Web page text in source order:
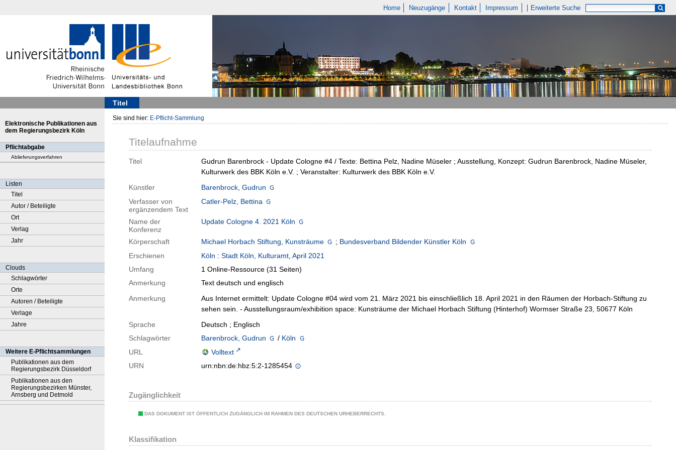
Home Neuzugänge Kontakt Impressum Erweiterte Suche
Titel
Elektronische Publikationen aus
dem Regierungsbezirk Köln
Pflichtabgabe
Ablieferungsverfahren
Listen
Titel
Autor / Beteiligte
Ort
Verlag
Jahr
Clouds
Schlagwörter
Orte
Autoren / Beteiligte
Verlage
Jahre
Weitere E-Pflichtsammlungen
Publikationen aus dem
Regierungsbezirk Düsseldorf
Publikationen aus den
Regierungsbezirken Münster,
Arnsberg und Detmold
Sie sind hier: E-Pflicht-Sammlung
Titelaufnahme
Titel
Gudrun Barenbrock - Update Cologne #4 / Texte: Bettina Pelz, Nadine Müseler ; Ausstellung, Konzept: Gudrun Barenbrock, Nadine Müseler,
Kulturwerk des BBK Köln e.V. ; Veranstalter: Kulturwerk des BBK Köln e.V.
Künstler
Barenbrock, Gudrun
Verfasser von
ergänzendem Text
Catler-Pelz, Bettina
Name der
Konferenz
Update Cologne 4. 2021 Köln
Körperschaft Michael Horbach Stiftung, Kunsträume ; Bundesverband Bildender Künstler Köln
Erschienen
Köln : Stadt Köln, Kulturamt, April 2021
Umfang
1 Online-Ressource (31 Seiten)
Anmerkung
Text deutsch und englisch
Anmerkung
Aus Internet ermittelt: Update Cologne #04 wird vom 21. März 2021 bis einschließlich 18. April 2021 in den Räumen der Horbach-Stiftung zu
sehen sein. - Ausstellungsraum/exhibition space: Kunsträume der Michael Horbach Stiftung (Hinterhof) Wormser Straße 23, 50677 Köln
Sprache
Deutsch ; Englisch
Schlagwörter
Barenbrock, Gudrun / Köln
URL
Volltext
URN
urn:nbn:de:hbz:5:2-1285454
Zugänglichkeit
DAS DOKUMENT IST ÖFFENTLICH ZUGÄNGLICH IM RAHMEN DES DEUTSCHEN URHEBERRECHTS.
Klassifikation